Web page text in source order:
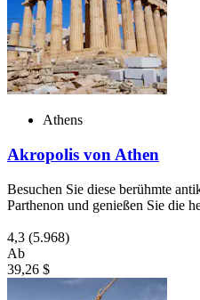
Athens
Akropolis von Athen
Besuchen Sie diese berühmte
Parthenon und genießen Sie die
4,3 (5.968)
Ab
39,26 $